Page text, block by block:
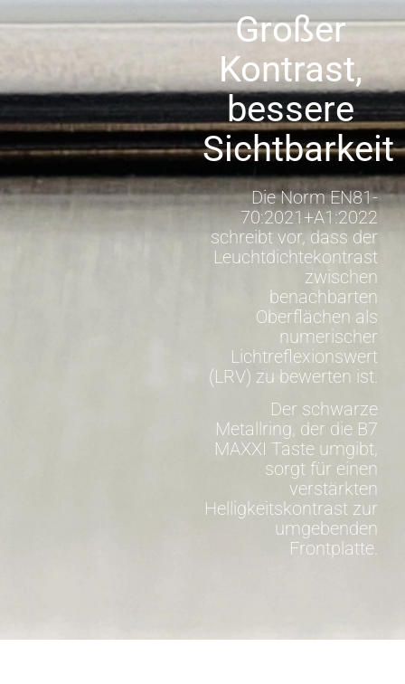
Großer
Kontrast,
bessere
Sichtbarkeit
Die Norm EN81-
70:2021+A1:2022
schreibt vor, dass der
Leuchtdichtekontrast
zwischen
benachbarten
Oberflächen als
numerischer
Lichtreflexionswert
(LRV) zu bewerten ist.
Der schwarze
Metallring, der die B7
MAXXI Taste umgibt,
sorgt für einen
verstärkten
Helligkeitskontrast zur
umgebenden
Frontplatte.